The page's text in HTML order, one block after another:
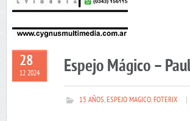
28
12 2024 Espejo Mágico –
15 AÑOS,ESPEJO MAGICO,FOTERIX